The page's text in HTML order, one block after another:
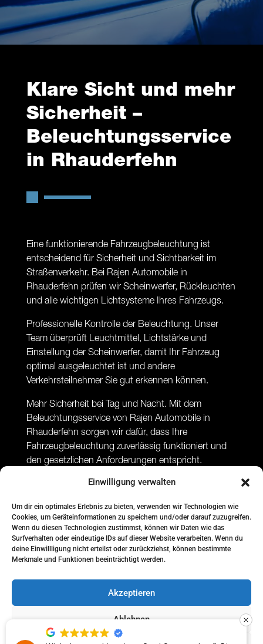
Einwilligung verwalten
Um dir ein optimales Erlebnis zu bieten, verwenden wir Technologien wie
Cookies, um Geräteinformationen zu speichern und/oder darauf zuzugreifen.
Wenn du diesen Technologien zustimmst, können wir Daten wie das
Surfverhalten oder eindeutige IDs auf dieser Website verarbeiten. Wenn du
deine Einwillligung nicht erteilst oder zurückziehst, können bestimmte
Merkmale und Funktionen beeinträchtigt werden.
Akzeptieren
Ablehnen
Klare Sicht und mehr
Sicherheit –
Beleuchtungsservice
in Rhauderfehn
Eine funktionierende Fahrzeugbeleuchtung ist
entscheidend für Sicherheit und Sichtbarkeit im
Straßenverkehr. Bei Rajen Automobile in
Rhauderfehn prüfen wir Scheinwerfer, Rückleuchten
und alle wichtigen Lichtsysteme Ihres Fahrzeugs.
Professionelle Kontrolle der Beleuchtung. Unser
Team überprüft Leuchtmittel, Lichtstärke und
Einstellung der Scheinwerfer, damit Ihr Fahrzeug
optimal ausgeleuchtet ist und andere
Verkehrsteilnehmer Sie gut erkennen können.
Mehr Sicherheit bei Tag und Nacht. Mit dem
Beleuchtungsservice von Rajen Automobile in
Rhauderfehn sorgen wir dafür, dass Ihre
Fahrzeugbeleuchtung zuverlässig funktioniert und
den gesetzlichen Anforderungen entspricht.